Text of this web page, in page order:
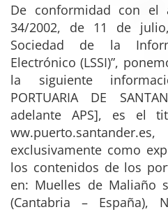
De conformidad con
34/2002, de 11 de
Sociedad de la
Electrónico (LSSI)”,
la siguiente
PORTUARIA DE
adelante APS], es el
exclusivamente como
los contenidos de los
en: Muelles de Maliaño
(Cantabria – España),